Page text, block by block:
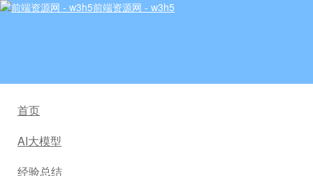
前端资源网 - w3h5
首页
AI大模型
经验总结